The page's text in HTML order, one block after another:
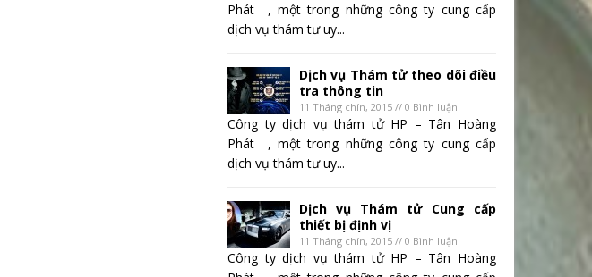
Phát , một trong những công ty cung cấp
dịch vụ thám tư uy...
Dịch vụ Thám tử theo dõi điều
tra thông tin
11 Tháng chín, 2015 // 0 Bình luận
Công ty dịch vụ thám tử HP – Tân Hoàng
Phát , một trong những công ty cung cấp
dịch vụ thám tư uy...
Dịch vụ Thám tử Cung cấp
thiết bị định vị
11 Tháng chín, 2015 // 0 Bình luận
Công ty dịch vụ thám tử HP – Tân Hoàng